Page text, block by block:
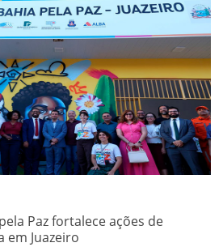
Paz fortalece ações de
em Juazeiro